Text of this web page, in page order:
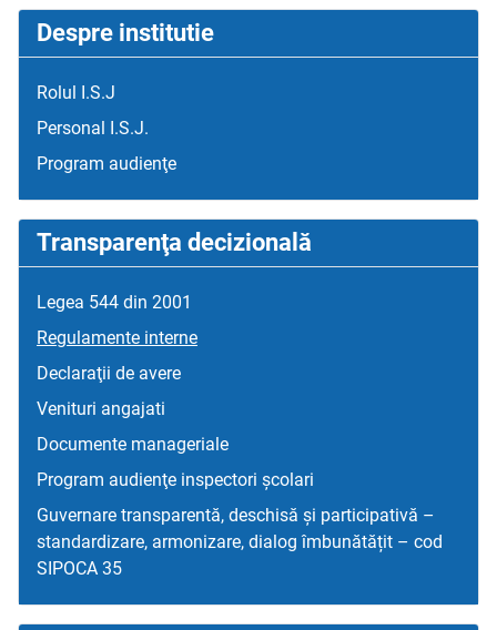
Despre institutie
Rolul I.S.J
Personal I.S.J.
Program audienţe
Transparenţa decizională
Legea 544 din 2001
Regulamente interne
Declaraţii de avere
Venituri angajati
Documente manageriale
Program audienţe inspectori școlari
Guvernare transparentă, deschisă și participativă –
standardizare, armonizare, dialog îmbunătățit – cod
SIPOCA 35